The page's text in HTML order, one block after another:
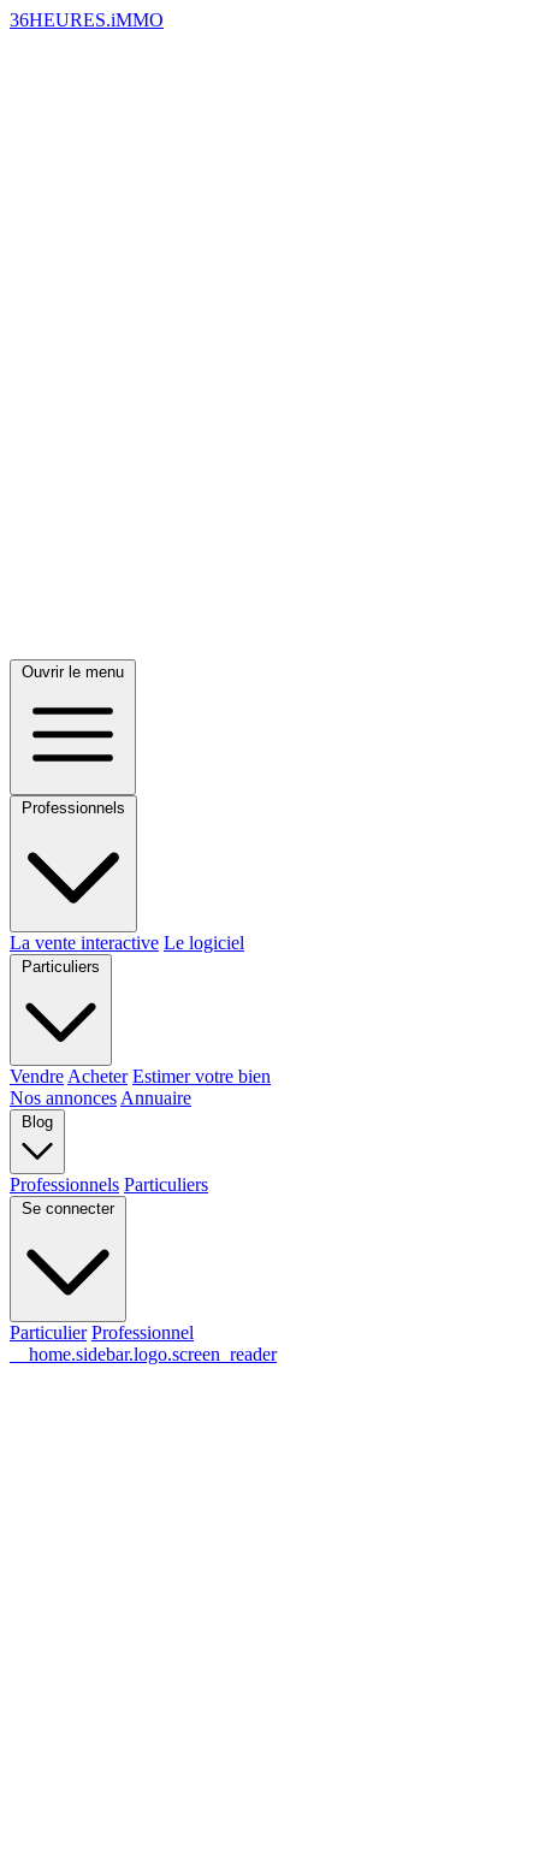
36HEURES.iMMO
Ouvrir le menu
Professionnels
La vente interactive Le logiciel
Particuliers
Vendre Acheter Estimer votre bien
Nos annonces Annuaire
Blog
Professionnels Particuliers
Se connecter
Particulier Professionnel
__home.sidebar.logo.screen_reader